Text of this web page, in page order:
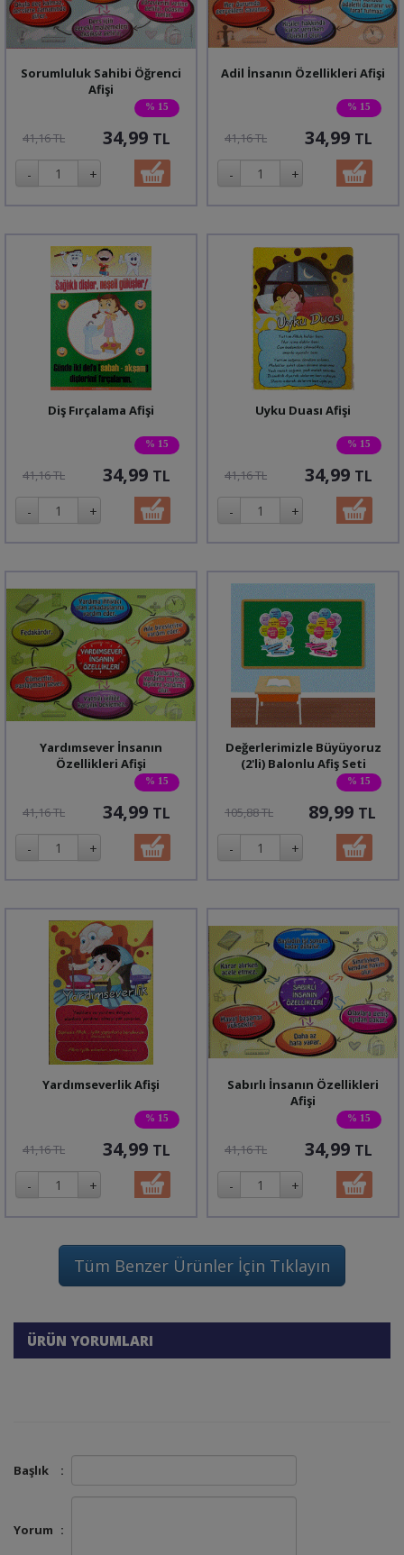
% 15
Sorumluluk Sahibi Öğrenci
Afişi
41,16 TL 34,99 TL
% 15
Adil İnsanın Özellikleri Afişi
41,16 TL 34,99 TL
% 15
Diş Fırçalama Afişi
41,16 TL 34,99 TL
% 15
Uyku Duası Afişi
41,16 TL 34,99 TL
% 15
Yardımsever İnsanın
Özellikleri Afişi
41,16 TL 34,99 TL
% 15
Değerlerimizle Büyüyoruz
(2'li) Balonlu Afiş Seti
105,88 TL 89,99 TL
% 15
Yardımseverlik Afişi
41,16 TL 34,99 TL
% 15
Sabırlı İnsanın Özellikleri
Afişi
41,16 TL 34,99 TL
Tüm Benzer Ürünler İçin Tıklayın
ÜRÜN YORUMLARI
Başlık :
Yorum :